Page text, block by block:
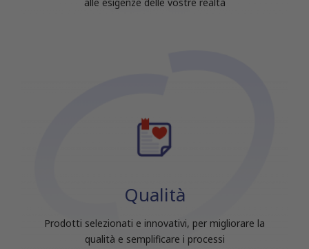
Qualità
Prodotti selezionati e innovativi, per migliorare la
qualità e semplificare i processi